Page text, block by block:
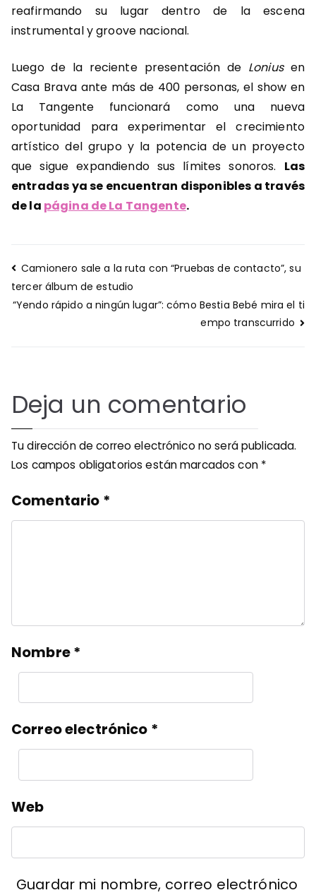
reafirmando su lugar dentro de la escena
instrumental y groove nacional.
Luego de la reciente presentación de Loniusen
Casa Brava ante más de 400 personas, el show en
La Tangente funcionará como una nueva
oportunidad para experimentar el crecimiento
artístico del grupo y la potencia de un proyecto
que sigue expandiendo sus límites sonoros. Las
entradas ya se encuentran disponibles a través
de la página de La Tangente.
Navegación
de
entradas
Camionero sale a la ruta con “Pruebas de contacto”, su
tercer álbum de estudio
“Yendo rápido a ningún lugar”: cómo Bestia Bebé mira el ti
empo transcurrido
Deja un comentario
Tu dirección de correo electrónico no será publicada.
Los campos obligatorios están marcados con *
Comentario *
Nombre*
Correo electrónico *
Web
Guardar mi nombre, correo electrónico